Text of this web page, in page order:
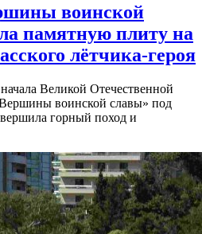
воинской
памятную плиту на
лётчика-героя
Великой Отечественной
воинской славы» под
горный поход и